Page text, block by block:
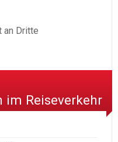
an Dritte
im Reiseverkehr